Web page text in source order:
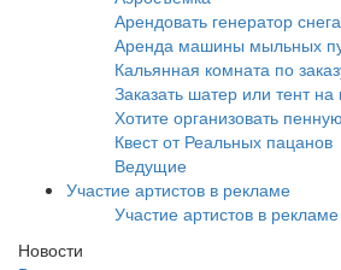
Арендовать генератор снега
Аренда машины мыльных
Кальянная комната по
Заказать шатер или тент
Хотите организовать
Квест от Реальных пацанов
Ведущие
Участие артистов в рекламе
Участие артистов в рекламе
Новости